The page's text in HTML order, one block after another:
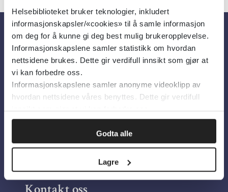
Helsebiblioteket bruker teknologier, inkludert
informasjonskapsler/«cookies» til å samle informasjon
om deg for å kunne gi deg best mulig brukeropplevelse.
Informasjonskapslene samler statistikk om hvordan
nettsidene brukes. Dette gir verdifull innsikt som gjør at
vi kan forbedre oss.
Informasjonskapslene samler anonyme videoklipp av
hvordan nettsidene våres benyttes. Dette gir verdifull
innsikt som gjør at vi kan forbedre oss.
Godta alle
Lagre
Om oss
Om Helsebiblioteket
Personvern og informasjonskapsler
Tilgjengelighetserklæring
Information in English
Bilder fra Colourbox.com